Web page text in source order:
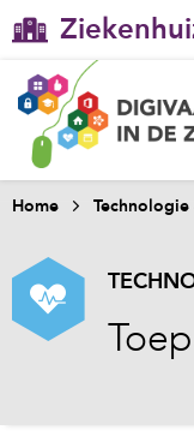
Ggz
Welzijn /
Home